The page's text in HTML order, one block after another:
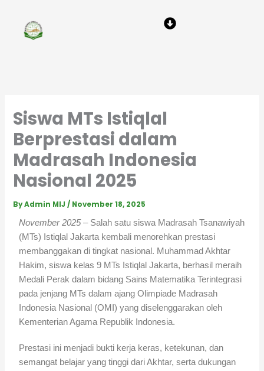
content
Menu
Siswa MTs Istiqlal
Berprestasi dalam
Madrasah Indonesia
Nasional 2025
ByAdmin MIJ/ November 18, 2025
November 2025– Salah satu siswa Madrasah Tsanawiyah
(MTs) Istiqlal Jakarta kembali menorehkan prestasi
membanggakan di tingkat nasional. Muhammad Akhtar
Hakim, siswa kelas 9 MTs Istiqlal Jakarta, berhasil meraih
Medali Perak dalam bidang Sains Matematika Terintegrasi
pada jenjang MTs dalam ajang Olimpiade Madrasah
Indonesia Nasional (OMI) yang diselenggarakan oleh
Kementerian Agama Republik Indonesia.
Prestasi ini menjadi bukti kerja keras, ketekunan, dan
semangat belajar yang tinggi dari Akhtar, serta dukungan